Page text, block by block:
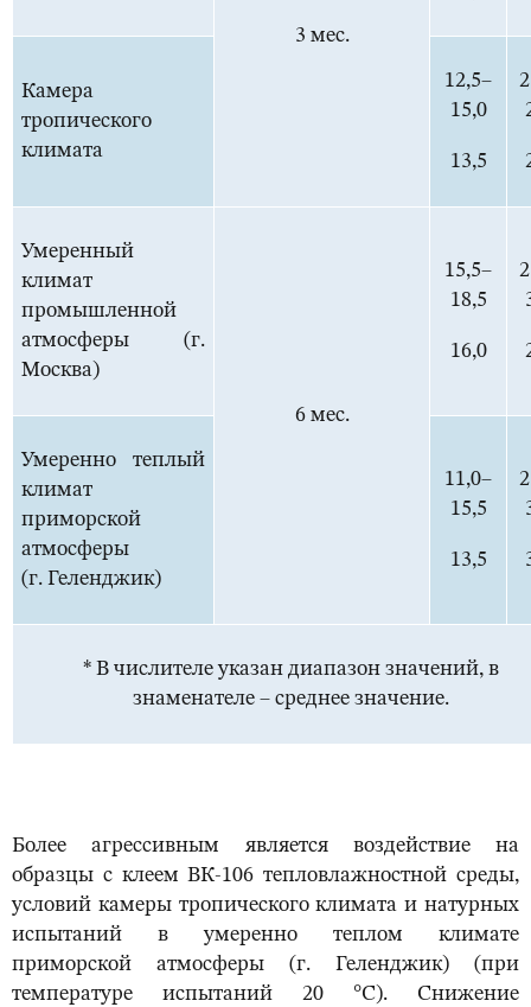
3 мес.
Камера
тропического
климата
12,5–
15,0
13,5
Умеренный
климат
промышленной
атмосферы (г.
Москва)
6 мес.
15,5–
18,5
16,0
Умеренно теплый
климат
приморской
атмосферы
(г. Геленджик)
11,0–
15,5
13,5
* В числителе указан диапазон значений, в
знаменателе – среднее значение.
Более агрессивным является воздействие на
образцы с клеем ВК-106 тепловлажностной среды,
условий камеры тропического климата и натурных
испытаний в умеренно теплом климате
приморской атмосферы (г. Геленджик) (при
температуре испытаний 20 °C). Снижение